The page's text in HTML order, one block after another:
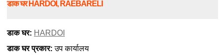
डाक घर HARDOI, RAEBARELI
डाक घर: HARDOI
डाक घर प्रकार: उप कार्यालय